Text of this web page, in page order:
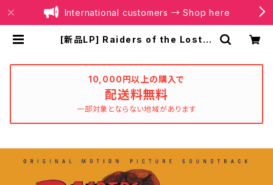
International customers → Shop here
[新品LP] Raiders of the Lost A
10,000円以上の購入で
配送料無料
一部対象とならない地域があります